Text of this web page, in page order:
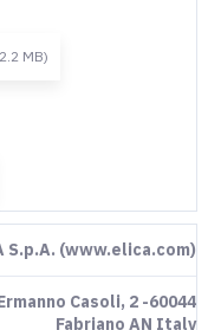
MB)
S.p.A. (www.elica.com)
Casoli, 2 -60044
Fabriano AN Italy